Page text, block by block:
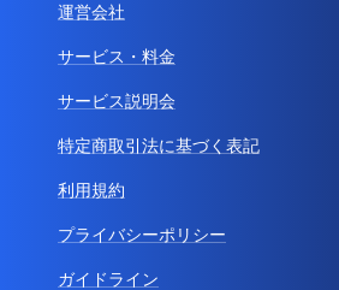
運営会社
サービス・料金
サービス説明会
特定商取引法に基づく表記
利用規約
プライバシーポリシー
ガイドライン